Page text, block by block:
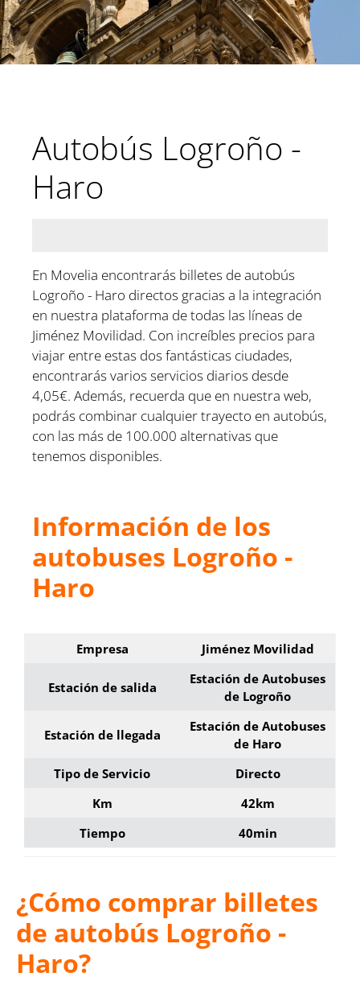
Autobús Logroño -
Haro
En Movelia encontrarás billetes de autobús
Logroño - Haro directos gracias a la integración
en nuestra plataforma de todas las líneas de
Jiménez Movilidad. Con increíbles precios para
viajar entre estas dos fantásticas ciudades,
encontrarás varios servicios diarios desde
4,05€. Además, recuerda que en nuestra web,
podrás combinar cualquier trayecto en autobús,
con las más de 100.000 alternativas que
tenemos disponibles.
Información de los
autobuses Logroño -
Haro
Empresa Jiménez Movilidad
Estación de salida
Estación de Autobuses
de Logroño
Estación de llegada
Estación de Autobuses
de Haro
Tipo de Servicio
Directo
Km
42km
Tiempo
40min
¿Cómo comprar billetes
de autobús Logroño -
Haro?